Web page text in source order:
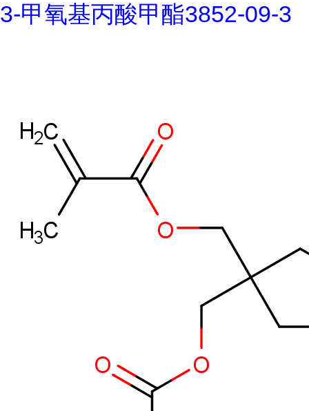
3-甲氧基丙酸甲酯3852-09-3